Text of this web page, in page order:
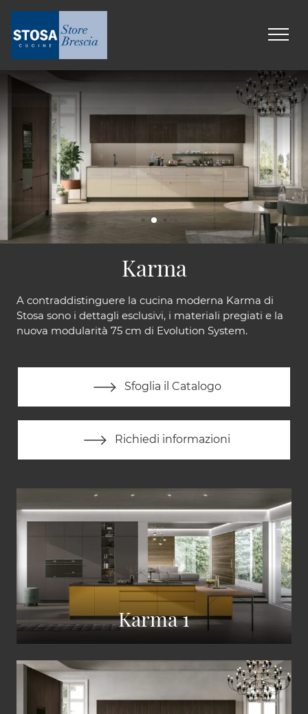
Karma 1
Karma
A contraddistinguere la cucina moderna Karma di
Stosa sono i dettagli esclusivi, i materiali pregiati e la
nuova modularità 75 cm di Evolution System.
Sfoglia il Catalogo
Richiedi informazioni